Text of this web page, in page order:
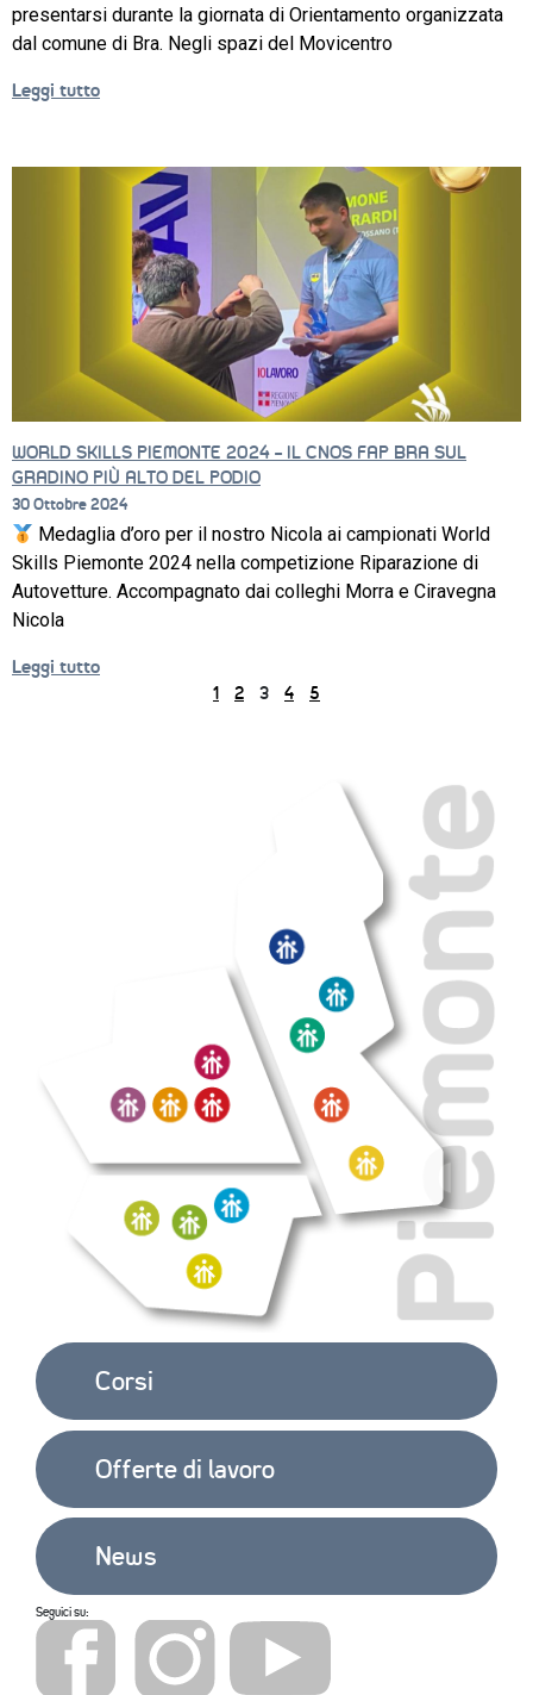
presentarsi durante la giornata di Orientamento organizzata
dal comune di Bra. Negli spazi del Movicentro
Leggi tutto
WORLD SKILLS PIEMONTE 2024 – IL CNOS FAP BRA SUL
GRADINO PIÙ ALTO DEL PODIO
30 Ottobre 2024
Medaglia d’oro per il nostro Nicola ai campionati World
Skills Piemonte 2024 nella competizione Riparazione di
Autovetture. Accompagnato dai colleghi Morra e Ciravegna
Nicola
Leggi tutto
1 2 3 4 5
Corsi
Offerte di lavoro
News
Seguici su: